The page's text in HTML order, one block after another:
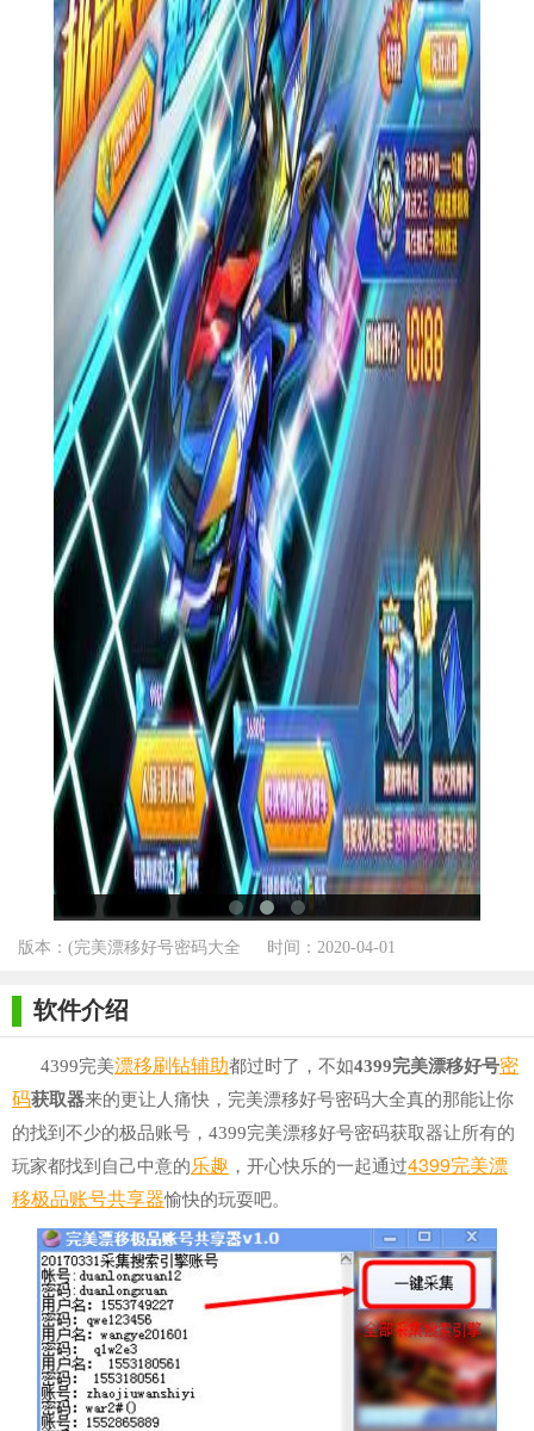
版本：(完美漂移好号密码大全
时间：2020-04-01
软件介绍
4399完美漂移刷钻辅助都过时了，不如4399完美漂移好号密
码获取器来的更让人痛快，完美漂移好号密码大全真的那能让你
的找到不少的极品账号，4399完美漂移好号密码获取器让所有的
玩家都找到自己中意的乐趣 ，开心快乐的一起通过4399完美漂
移极品账号共享器愉快的玩耍吧。